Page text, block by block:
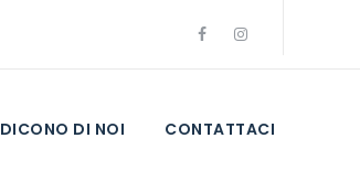
DICONO DI NOI CONTATTACI